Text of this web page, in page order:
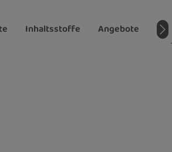
Inhaltsstoffe Angebote